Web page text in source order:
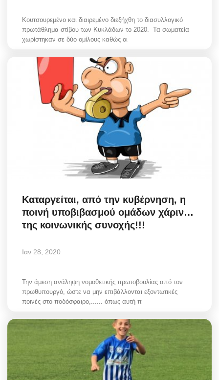
Κουτσουρεμένο και διαιρεμένο διεξήχθη το διασυλλογικό
πρωτάθλημα στίβου των Κυκλάδων το 2020. Τα σωματεία
χωρίστηκαν σε δύο ομίλους καθώς οι
Καταργείται, από την κυβέρνηση, η
ποινή υποβιβασμού ομάδων χάριν…
της κοινωνικής συνοχής!!!
Ιαν 28, 2020
Την άμεση ανάληψη νομοθετικής πρωτοβουλίας από τον
πρωθυπουργό, ώστε να μην επιβάλλονται εξοντωτικές
ποινές στο ποδόσφαιρο,...... όπως αυτή π